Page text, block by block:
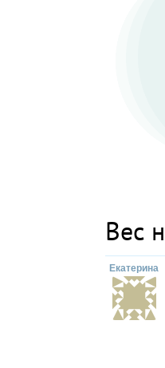
Вес
Екатерина